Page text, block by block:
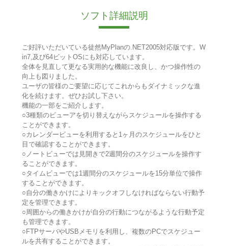
ソフト詳細説明
ご好評いただいている徒然MyPlanの.NET2005対応版です。W
in7,及び64ビットOSにも対応しています。
全体を見直して更なる実用的な機能に改良し、かつ操作性の
向上も図りました。
ユーザの皆様のご要望に応じてこれからもダイナミックな進
化を続けます。ぜひお試し下さい。
機能の一部をご紹介します。
○3種類のビューアを切り替えながらスケジュールを操作する
ことができます。
○カレンダービューを利用すると1ヶ月のスケジュールをひと
目で確認することができます。
○ノートビューでは見開きで2週間分のスケジュールを操作す
ることができます。
○タイムビューでは1週間分のスケジュールを15分単位で操作
することができます。
○自分の働きかけによりキックオフしなければならない行動予
定を管理できます。
○周囲からの働きかけが自分の行動につながるような行動予定
も管理できます。
○FTPサーバやUSBメモリを利用し、複数のPCでスケジュー
ルを共有することができます。